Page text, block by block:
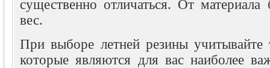
существенно отличаться. От материала
вес.
При выборе летней резины учитывайте
которые являются для вас наиболее